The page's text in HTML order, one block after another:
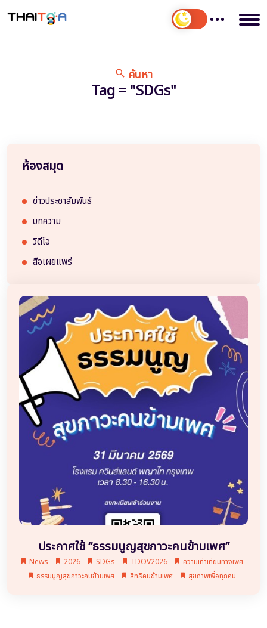
ค้นหา
Tag = "SDGs"
ห้องสมุด
ข่าวประชาสัมพันธ์
บทความ
วิดีโอ
สื่อเผยแพร่
ประกาศใช้ “ธรรมนูญสุขภาวะคนข้ามเพศ”
News 2026 SDGs TDOV2026
ความเท่าเทียมทางเพศ
ธรรมนูญสุขภาวะคนข้ามเพศ
สิทธิคนข้ามเพศ สุขภาพเพื่อทุกคน